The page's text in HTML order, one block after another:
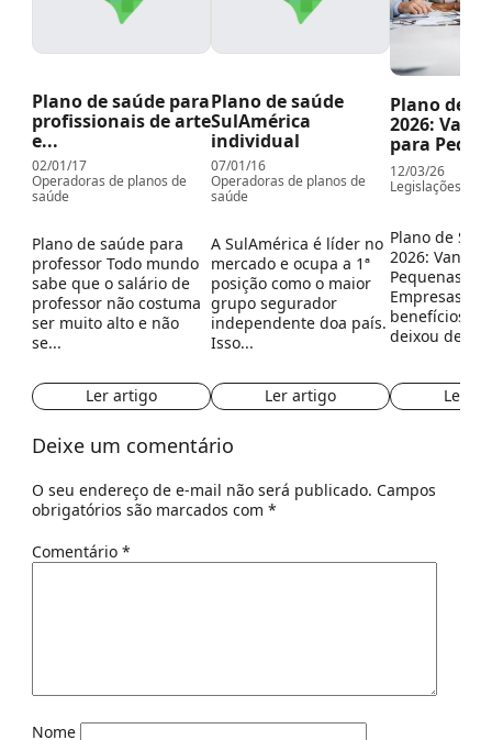
Plano de saúde para
profissionais de arte
e...
02/01/17
Operadoras de planos de
saúde
Plano de saúde para
professor Todo mundo
sabe que o salário de
professor não costuma
ser muito alto e não
se...
Ler artigo
Plano de saúde
SulAmérica
individual
07/01/16
Operadoras de planos de
saúde
A SulAmérica é líder no
mercado e ocupa a 1ª
posição como o maior
grupo segurador
independente doa país.
Isso...
Ler artigo
Plano de
2026:
para
12/03/26
Legislações da
Plano de
2026:
Pequenas e
Empresas
benefícios
deixou de
Ler
Deixe um comentário
O seu endereço de e-mail não será publicado. Campos
obrigatórios são marcados com *
Comentário *
Nome